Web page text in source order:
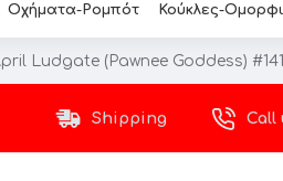
Οχήματα-Ρομπότ Κούκλες-
Ludgate (Pawnee Goddess)
Shipping Call